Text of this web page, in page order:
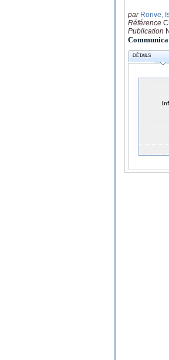
par Rorive,
Référence
Publication
DÉTAILS